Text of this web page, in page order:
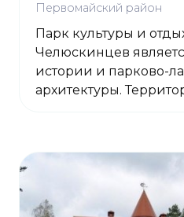
Первомайский район
Парк культуры и
Челюскинцев
истории и парково-
архитектуры.